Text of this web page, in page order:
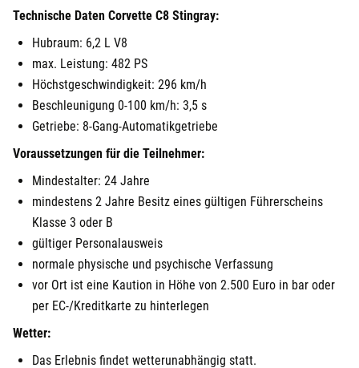
Technische Daten Corvette C8 Stingray:
Hubraum: 6,2 L V8
max. Leistung: 482 PS
Höchstgeschwindigkeit: 296 km/h
Beschleunigung 0-100 km/h: 3,5 s
Getriebe: 8-Gang-Automatikgetriebe
Voraussetzungen für die Teilnehmer:
Mindestalter: 24 Jahre
mindestens 2 Jahre Besitz eines gültigen Führerscheins
Klasse 3 oder B
gültiger Personalausweis
normale physische und psychische Verfassung
vor Ort ist eine Kaution in Höhe von 2.500 Euro in bar oder
per EC-/Kreditkarte zu hinterlegen
Wetter:
Das Erlebnis findet wetterunabhängig statt.